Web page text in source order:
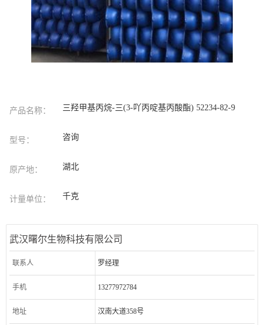
产品名称： 三羟甲基丙烷-三(3-吖丙啶基丙酸酯) 52234-82-9
型号： 咨询
原产地： 湖北
计量单位： 千克
武汉曙尔生物科技有限公司
联系人 罗经理
手机 13277972784
地址 汉南大道358号